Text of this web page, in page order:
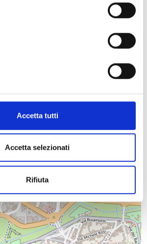
Accetta tutti
Accetta selezionati
Rifiuta
musica|tradizione-religione